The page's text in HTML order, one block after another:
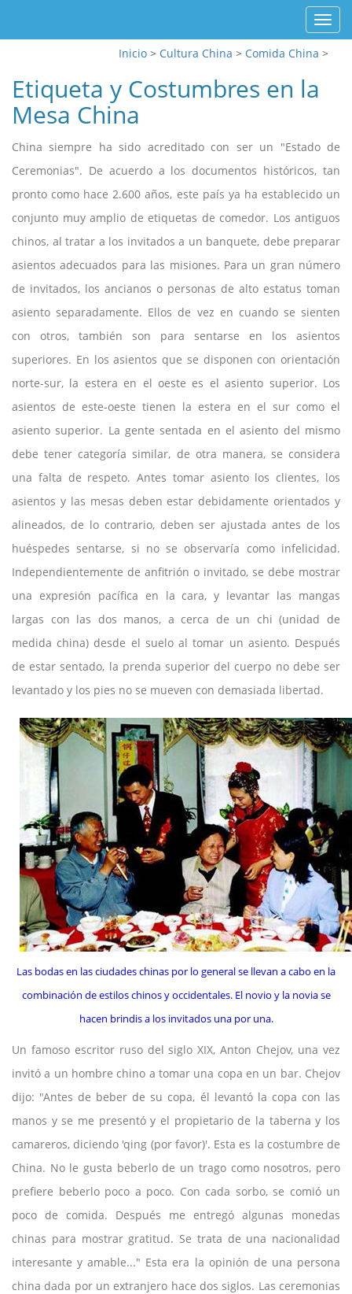
Inicio > Cultura China > Comida China >
Etiqueta y Costumbres en la
Mesa China
China siempre ha sido acreditado con ser un "Estado de
Ceremonias". De acuerdo a los documentos históricos, tan
pronto como hace 2.600 años, este país ya ha establecido un
conjunto muy amplio de etiquetas de comedor. Los antiguos
chinos, al tratar a los invitados a un banquete, debe preparar
asientos adecuados para las misiones. Para un gran número
de invitados, los ancianos o personas de alto estatus toman
asiento separadamente. Ellos de vez en cuando se sienten
con otros, también son para sentarse en los asientos
superiores. En los asientos que se disponen con orientación
norte-sur, la estera en el oeste es el asiento superior. Los
asientos de este-oeste tienen la estera en el sur como el
asiento superior. La gente sentada en el asiento del mismo
debe tener categoría similar, de otra manera, se considera
una falta de respeto. Antes tomar asiento los clientes, los
asientos y las mesas deben estar debidamente orientados y
alineados, de lo contrario, deben ser ajustada antes de los
huéspedes sentarse, si no se observaría como infelicidad.
Independientemente de anfitrión o invitado, se debe mostrar
una expresión pacífica en la cara, y levantar las mangas
largas con las dos manos, a cerca de un chi (unidad de
medida china) desde el suelo al tomar un asiento. Después
de estar sentado, la prenda superior del cuerpo no debe ser
levantado y los pies no se mueven con demasiada libertad.
Las bodas en las ciudades chinas por lo general se llevan a cabo en la
combinación de estilos chinos y occidentales. El novio y la novia se
hacen brindis a los invitados una por una.
Un famoso escritor ruso del siglo XIX, Anton Chejov, una vez
invitó a un hombre chino a tomar una copa en un bar. Chejov
dijo: "Antes de beber de su copa, él levantó la copa con las
manos y se me presentó y el propietario de la taberna y los
camareros, diciendo 'qing (por favor)'. Esta es la costumbre de
China. No le gusta beberlo de un trago como nosotros, pero
prefiere beberlo poco a poco. Con cada sorbo, se comió un
poco de comida. Después me entregó algunas monedas
chinas para mostrar gratitud. Se trata de una nacionalidad
interesante y amable..." Esta era la opinión de una persona
china dada por un extranjero hace dos siglos. Las ceremonias